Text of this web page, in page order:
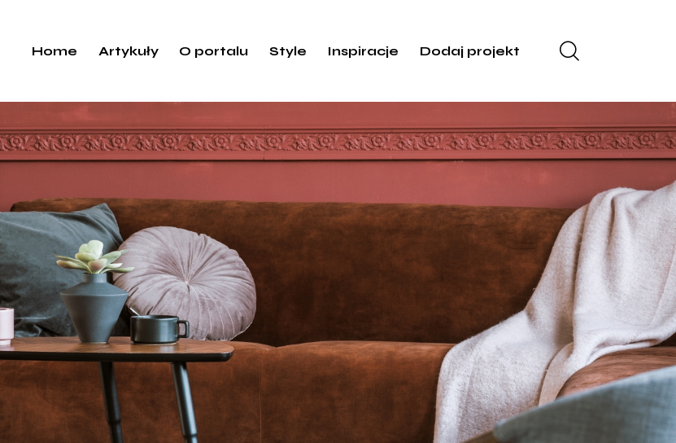
Home Artykuły O portalu Style Inspiracje Dodaj projekt